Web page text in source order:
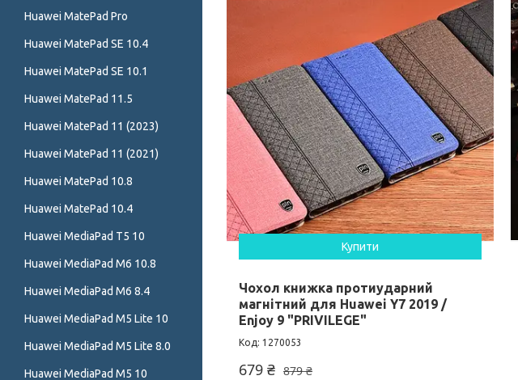
Купити
Чохол книжка протиударний
магнітний для Huawei Y7 2019 /
Enjoy 9 "PRIVILEGE"
1270053
879 ₴
679 ₴
Huawei MatePad Pro
Huawei MatePad SE 10.4
Huawei MatePad SE 10.1
Huawei MatePad 11.5
Huawei MatePad 11 (2023)
Huawei MatePad 11 (2021)
Huawei MatePad 10.8
Huawei MatePad 10.4
Huawei MediaPad T5 10
Huawei MediaPad M6 10.8
Huawei MediaPad M6 8.4
Huawei MediaPad M5 Lite 10
Huawei MediaPad M5 Lite 8.0
Huawei MediaPad M5 10